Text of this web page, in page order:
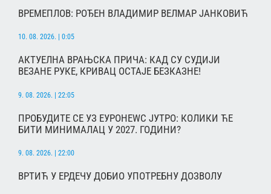
ВРЕМЕПЛОВ: РОЂЕН ВЛАДИМИР ВЕЛМАР ЈАНКОВИЋ
10. 08. 2026. | 0:05
АКТУЕЛНА ВРАЊСКА ПРИЧА: КАД СУ СУДИЈИ
ВЕЗАНЕ РУКЕ, КРИВАЦ ОСТАЈЕ БЕЗКАЗНЕ!
9. 08. 2026. | 22:05
ПРОБУДИТЕ СЕ УЗ ЕУРОНЕWС ЈУТРО: КОЛИКИ ЋЕ
БИТИ МИНИМАЛАЦ У 2027. ГОДИНИ?
9. 08. 2026. | 22:00
ВРТИЋ У ЕРДЕЧУ ДОБИО УПОТРЕБНУ ДОЗВОЛУ